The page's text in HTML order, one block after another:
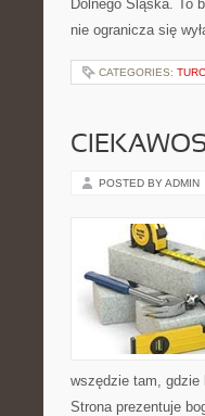
Dolnego Śląska. To
nie ogranicza się
CATEGORIES:
POSTED BY ADMIN
wszędzie tam, gdzie
Strona prezentuje